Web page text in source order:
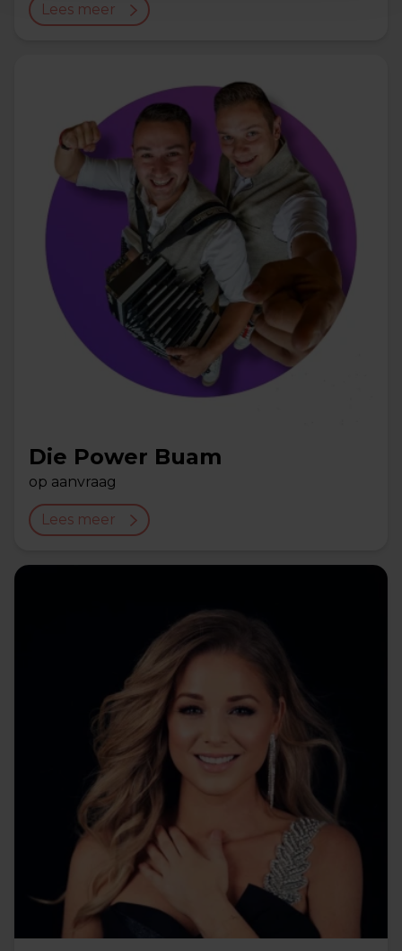
Lees meer
Die Power Buam
op aanvraag
Lees meer